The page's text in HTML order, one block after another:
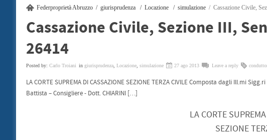
+
Federproprietà Abruzzo giurisprudenza Locazione simulazione Cassazione Civile,
Cassazione Civile, Sezione III,
26414
Posted by: Carlo Troiani in giurisprudenza Locazione simulazione 27 ago 2013 Leave a reply
LA CORTE SUPREMA DI CASSAZIONE SEZIONE TERZA CIVILE Composta dagli Ill.mi
Battista – Consigliere - Dott. CHIARINI […]
LA CORTE
SEZIONE